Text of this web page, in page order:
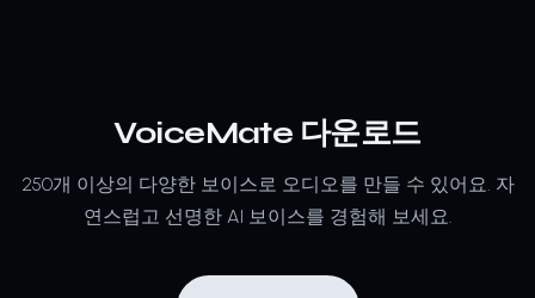
VoiceMate 다운로드
250개 이상의 다양한 보이스로 오디오를 만들 수 있어요. 자
연스럽고 선명한 AI 보이스를 경험해 보세요.